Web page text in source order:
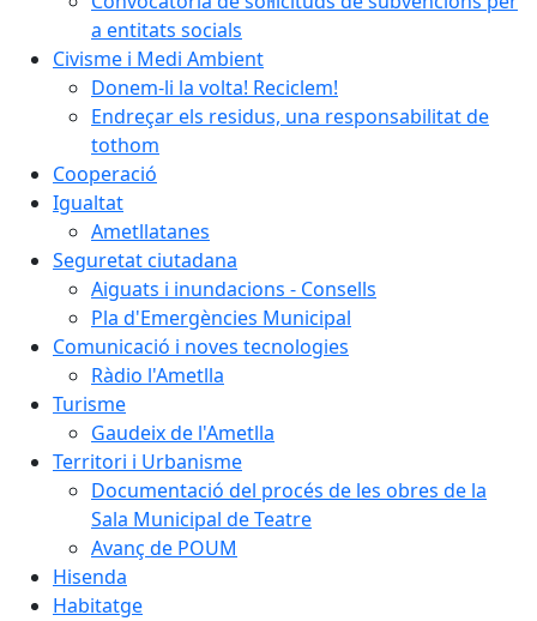
a entitats socials
Civisme i Medi Ambient
Donem-li la volta! Reciclem!
Endreçar els residus, una responsabilitat de
tothom
Cooperació
Igualtat
Ametllatanes
Seguretat ciutadana
Aiguats i inundacions - Consells
Pla d'Emergències Municipal
Comunicació i noves tecnologies
Ràdio l'Ametlla
Turisme
Gaudeix de l'Ametlla
Territori i Urbanisme
Documentació del procés de les obres de la
Sala Municipal de Teatre
Avanç de POUM
Hisenda
Habitatge